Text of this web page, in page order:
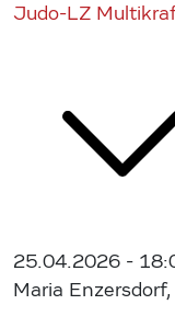
Judo-LZ
25.04.2026 -
Maria